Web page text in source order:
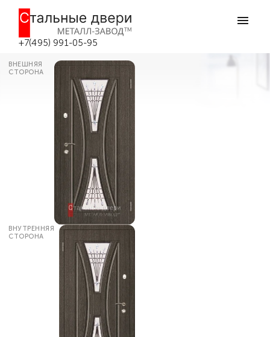
+7(495) 991-05-95
Утепленная дверь входная со
стеклом №16 в Москве
ВНЕШНЯЯ
СТОРОНА
ВНУТРЕННЯЯ
СТОРОНА